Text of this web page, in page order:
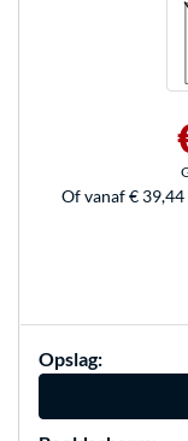
Of vanaf €
Opslag: